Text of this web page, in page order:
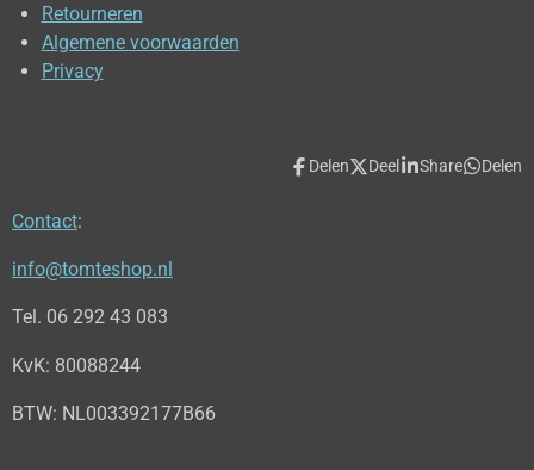
Retourneren
Algemene voorwaarden
Privacy
Delen Deel Share Delen
Contact:
info@tomteshop.nl
Tel. 06 292 43 083
KvK: 80088244
BTW: NL003392177B66